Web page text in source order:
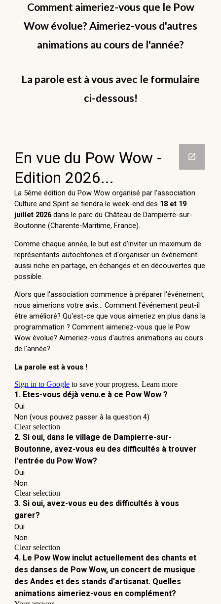
Comment aimeriez-vous que le Pow
Wow évolue? Aimeriez-vous d'autres
animations au cours de l'année?
La parole est à vous avec le formulaire
ci-dessous!